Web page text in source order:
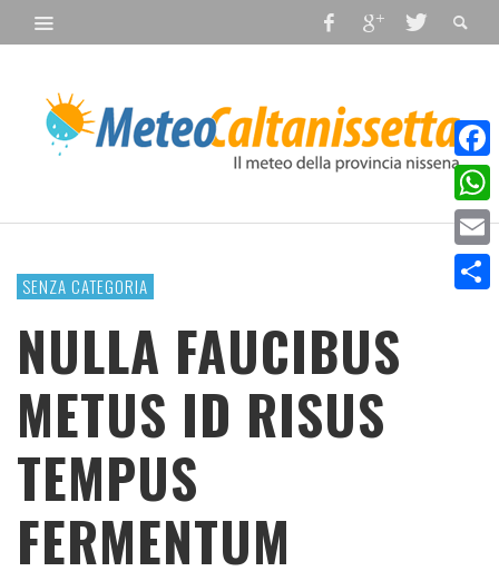
SENZA CATEGORIA
NULLA FAUCIBUS
METUS ID RISUS
TEMPUS
FERMENTUM
Email